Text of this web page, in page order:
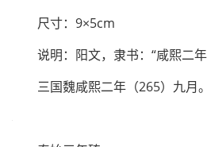
说明：阳文，隶书：“甘露三年
三国魏甘露三年（258）八月
咸熙二年砖